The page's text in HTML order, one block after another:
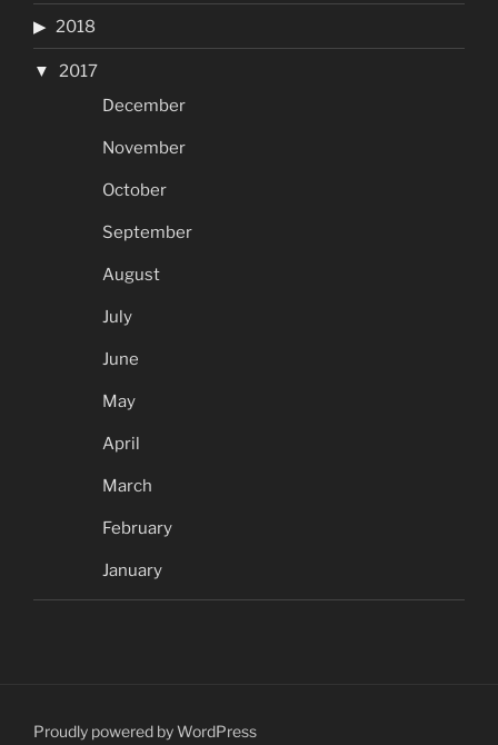
2018
2017
December
November
October
September
August
July
June
May
April
March
February
January
Proudly powered by WordPress